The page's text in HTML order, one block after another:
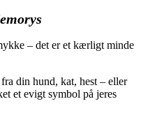
– det er et kærligt minde
din hund, kat, hest – eller
et evigt symbol på jeres